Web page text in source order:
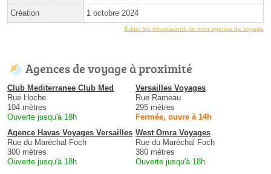
Création 1 octobre 2024
Éditer les informations de mon agence de voyage
Agences de voyage à proximité
Club Mediterranee Club Med
Rue Hoche
104 mètres
Ouverte jusqu'à 18h
Versailles Voyages
Rue Rameau
295 mètres
Fermée, ouvre à 14h
Agence Havas Voyages Versailles
Rue du Maréchal Foch
300 mètres
Ouverte jusqu'à 18h
West Omra Voyages
Rue du Maréchal Foch
380 mètres
Ouverte jusqu'à 18h